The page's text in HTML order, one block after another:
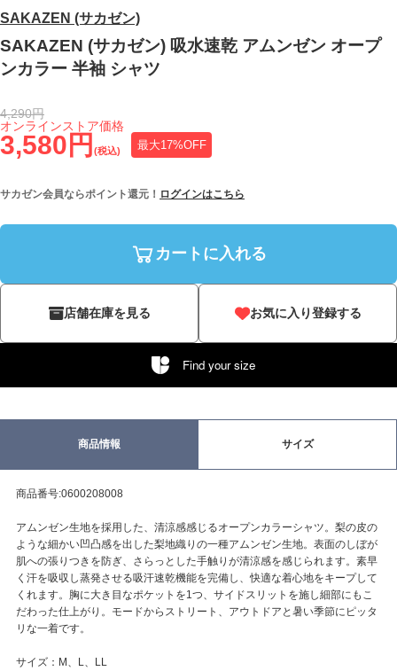
SAKAZEN (サカゼン)
SAKAZEN (サカゼン) 吸水速乾 アムンゼン オープ
ンカラー 半袖 シャツ
3,580円 (税込) 最大17%OFF
オンラインストア価格
4,290円
サカゼン会員ならポイント還元！ ログインはこちら
カートに入れる
店舗在庫を見る お気に入り登録する
Find your size
商品情報 サイズ
商品番号:0600208008
アムンゼン生地を採用した、清涼感感じるオープンカラーシャツ。梨の皮の
ような細かい凹凸感を出した梨地織りの一種アムンゼン生地。表面のしぼが
肌への張りつきを防ぎ、さらっとした手触りが清涼感を感じられます。素早
く汗を吸収し蒸発させる吸汗速乾機能を完備し、快適な着心地をキープして
くれます。胸に大き目なポケットを1つ、サイドスリットを施し細部にもこ
だわった仕上がり。モードからストリート、アウトドアと暑い季節にピッタ
リな一着です。
サイズ：M、L、LL